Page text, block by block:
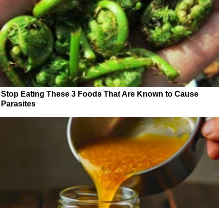
Stop Eating These 3 Foods That Are Known to Cause
Parasites